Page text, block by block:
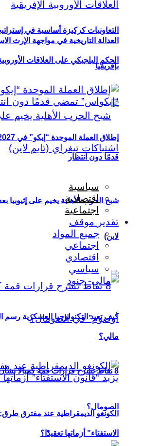
التعاونيات كركيزة أساسية في
بإفريقيا
شبح الحرب الأهلية يخيم على إثيوبيا
لاين)
8 نقاط تشرح قرارات قمة كمبالا
الصومال؟
العدالة التاريخية في مواجهة الإرث
الحكم البلجيكي على العلاقات
قدمًا دون انتظار
سياسية
اقتصادية
اجتماعية
تقدير موقف
جميع المواد
اجتماعي
اقتصادي
سياسي
كيف تعيد التكنولوجيا العسكرية رسم
مالي؟
الكونغو الديمقراطية عند مفترق
الاستفتاء” أزماتها تعقيدًا؟